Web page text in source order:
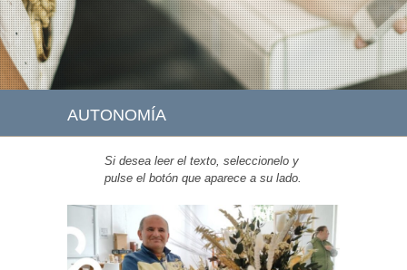
AUTONOMÍA
Si desea leer el texto, seleccionelo y
pulse el botón que aparece a su lado.